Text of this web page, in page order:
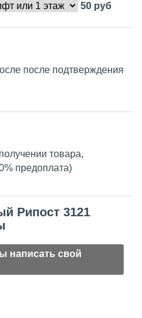
50 руб
после подтверждения
товара,
предоплата)
Рипост 3121
написать свой